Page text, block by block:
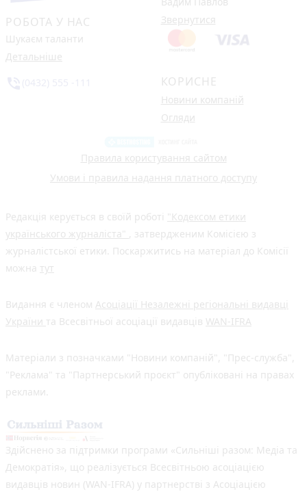
РОБОТА У НАС
Шукаєм таланти
Детальніше
Звернутися
КОРИСНЕ
Новини компаній
Огляди
Правила користування сайтом
Умови і правила надання платного доступу
Редакція керується в своїй роботі "Кодексом етики
українського журналіста" , затвердженим Комісією з
журналістської етики. Поскаржитись на матеріал до Комісії
можна тут
Видання є членом Асоціації Незалежні регіональні видавці
України та Всесвітньої асоціації видавців WAN-IFRA
Матеріали з позначками "Новини компаній", "Прес-служба",
"Реклама" та "Партнерський проєкт" опубліковані на правах
реклами.
Здійснено за підтримки програми «Сильніші разом: Медіа та
Демократія», що реалізується Всесвітньою асоціацією
видавців новин (WAN-IFRA) у партнерстві з Асоціацією